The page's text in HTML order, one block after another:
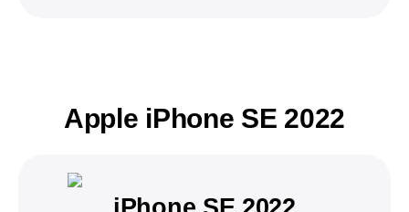
Apple iPhone SE 2022